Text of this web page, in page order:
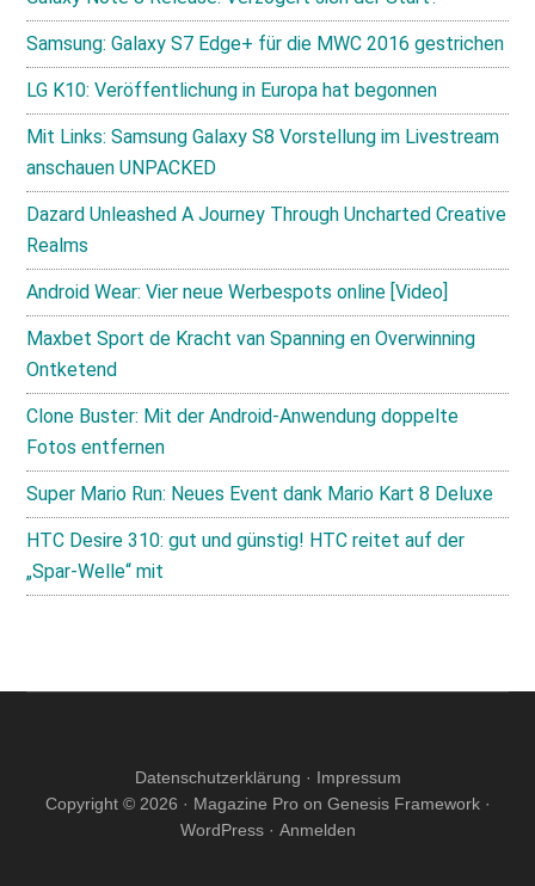
Samsung: Galaxy S7 Edge+ für die MWC 2016 gestrichen
LG K10: Veröffentlichung in Europa hat begonnen
Mit Links: Samsung Galaxy S8 Vorstellung im Livestream
anschauen UNPACKED
Dazard Unleashed A Journey Through Uncharted Creative
Realms
Android Wear: Vier neue Werbespots online [Video]
Maxbet Sport de Kracht van Spanning en Overwinning
Ontketend
Clone Buster: Mit der Android-Anwendung doppelte
Fotos entfernen
Super Mario Run: Neues Event dank Mario Kart 8 Deluxe
HTC Desire 310: gut und günstig! HTC reitet auf der
„Spar-Welle“ mit
Datenschutzerklärung · Impressum
Copyright © 2026 · Magazine Pro on Genesis Framework·
WordPress· Anmelden